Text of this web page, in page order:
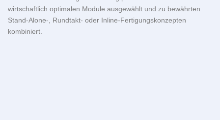
wirtschaftlich optimalen Module ausgewählt und zu bewährten
Stand-Alone-, Rundtakt- oder Inline-Fertigungskonzepten
kombiniert.